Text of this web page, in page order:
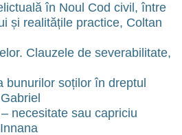
în Noul Cod civil, între
și realitățile practice, Coltan
Clauzele de severabilitate,
bunurilor soților în dreptul
necesitate sau capriciu